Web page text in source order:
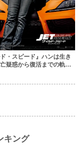
ド・スピード』ハンは生き
疑惑から復活までの軌跡
キング